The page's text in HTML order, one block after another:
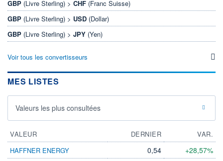
GBP (Livre Sterling) > CHF (Franc Suisse)
GBP (Livre Sterling) > USD (Dollar)
GBP (Livre Sterling) > JPY (Yen)
Voir tous les convertisseurs
MES LISTES
Valeurs les plus consultées
VALEUR DERNIER
VAR.
HAFFNER ENERGY
0,54 +28,57%